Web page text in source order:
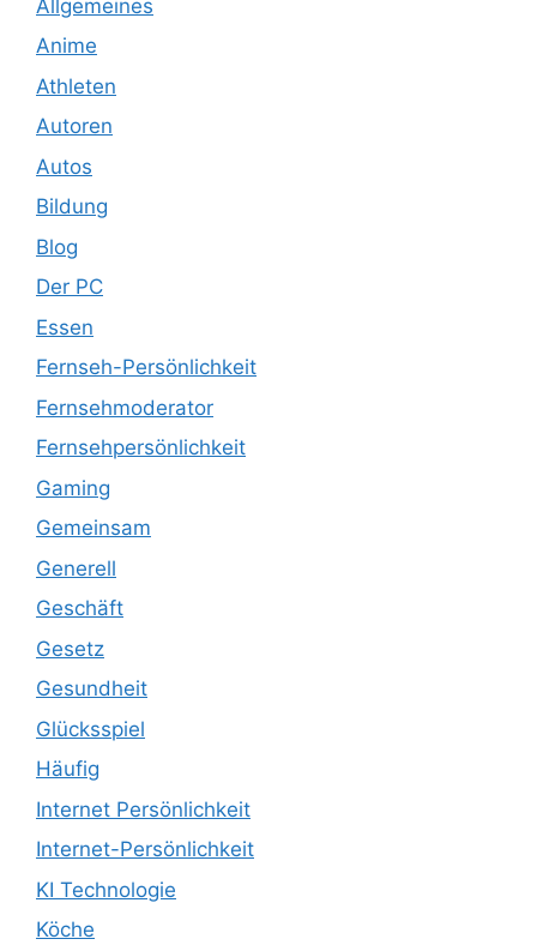
Allgemeines
Anime
Athleten
Autoren
Autos
Bildung
Blog
Der PC
Essen
Fernseh-Persönlichkeit
Fernsehmoderator
Fernsehpersönlichkeit
Gaming
Gemeinsam
Generell
Geschäft
Gesetz
Gesundheit
Glücksspiel
Häufig
Internet Persönlichkeit
Internet-Persönlichkeit
KI Technologie
Köche